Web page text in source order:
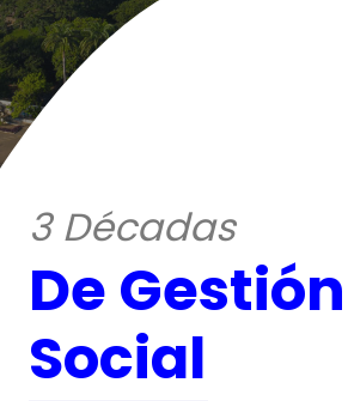
3 Décadas
De Gestión
Social